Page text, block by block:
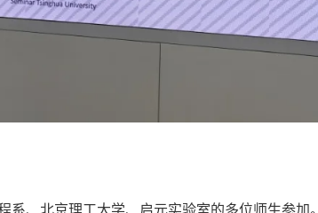
、北京理工大学、启元实验室的多位师生参加。